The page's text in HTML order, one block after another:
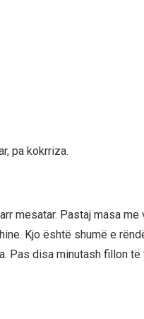
pa kokrriza.
mesatar. Pastaj masa
Kjo është shumë e
Pas disa minutash fillon